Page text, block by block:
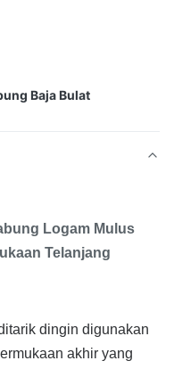
Baja Bulat
Logam Mulus
Telanjang
dingin digunakan
akhir yang